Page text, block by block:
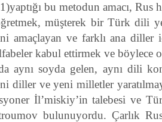
bu metodun amacı, Rus
müşterek bir Türk dili
amaçlayan ve farklı ana diller
kabul ettirmek ve böylece
aynı soyda gelen, aynı dili
diller ve yeni milletler
İl’miskiy’in talebesi ve
bulunuyordu. Çarlık